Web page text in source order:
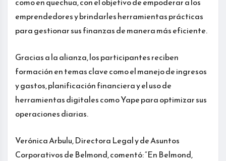
emprendedores y brindarles herramientas prácticas
para gestionar sus finanzas de manera más eficiente.
Gracias a la alianza, los participantes reciben
formación en temas clave como el manejo de ingresos
y gastos, planificación financiera y el uso de
herramientas digitales como Yape para optimizar sus
operaciones diarias.
Verónica Arbulu, Directora Legal y de Asuntos
Corporativos de Belmond, comentó: “En Belmond,